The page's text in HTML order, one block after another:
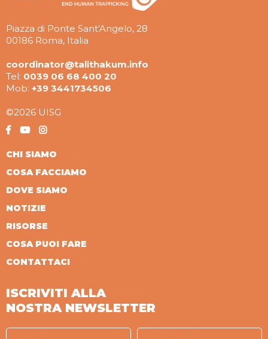
Piazza di Ponte Sant'Angelo, 28
00186 Roma, Italia
coordinator@talithakum.info
Tel: 0039 06 68 400 20
Mob: +39 3441734506
©2026 UISG
CHI SIAMO
COSA FACCIAMO
DOVE SIAMO
NOTIZIE
RISORSE
COSA PUOI FARE
CONTATTACI
ISCRIVITI ALLA
NOSTRA NEWSLETTER